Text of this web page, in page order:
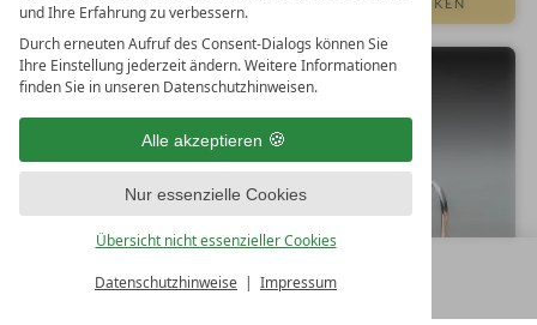
und Ihre Erfahrung zu verbessern.
Durch erneuten Aufruf des Consent-Dialogs können Sie
Ihre Einstellung jederzeit ändern. Weitere Informationen
finden Sie in unseren Datenschutzhinweisen.
Alle akzeptieren
Nur essenzielle Cookies
Übersicht nicht essenzieller Cookies
Datenschutzhinweise Impressum
ALLE RESORTS
e
Pure Entspannung